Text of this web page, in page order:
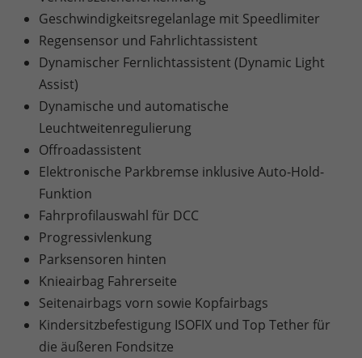
Geschwindigkeitsregelanlage mit Speedlimiter
Regensensor und Fahrlichtassistent
Dynamischer Fernlichtassistent (Dynamic Light
Assist)
Dynamische und automatische
Leuchtweitenregulierung
Offroadassistent
Elektronische Parkbremse inklusive Auto-Hold-
Funktion
Fahrprofilauswahl für DCC
Progressivlenkung
Parksensoren hinten
Knieairbag Fahrerseite
Seitenairbags vorn sowie Kopfairbags
Kindersitzbefestigung ISOFIX und Top Tether für
die äußeren Fondsitze